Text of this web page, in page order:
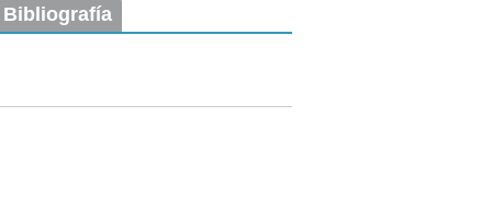
Bibliografía